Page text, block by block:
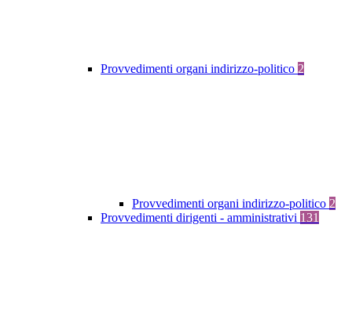
Provvedimenti organi indirizzo-politico 2
Provvedimenti organi indirizzo-politico 2
Provvedimenti dirigenti - amministrativi 131